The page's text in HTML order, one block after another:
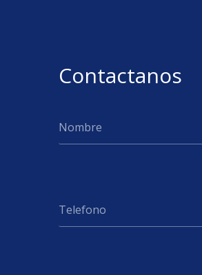
Contactanos